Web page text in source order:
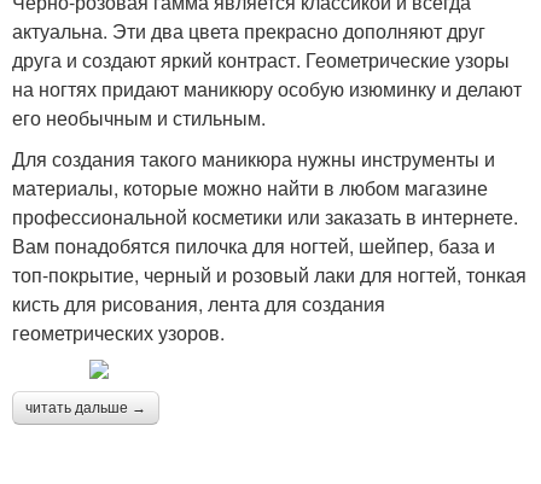
актуальна. Эти два цвета прекрасно дополняют друг
друга и создают яркий контраст. Геометрические узоры
на ногтях придают маникюру особую изюминку и делают
его необычным и стильным.
Для создания такого маникюра нужны инструменты и
материалы, которые можно найти в любом магазине
профессиональной косметики или заказать в интернете.
Вам понадобятся пилочка для ногтей, шейпер, база и
топ-покрытие, черный и розовый лаки для ногтей, тонкая
кисть для рисования, лента для создания
геометрических узоров.
читать дальше →